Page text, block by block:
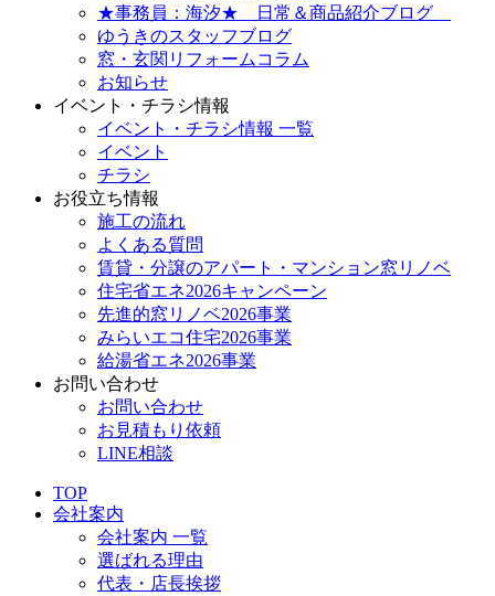
★事務員：海汐★ 日常＆商品紹介ブログ
ゆうきのスタッフブログ
窓・玄関リフォームコラム
お知らせ
イベント・チラシ情報
イベント・チラシ情報 一覧
イベント
チラシ
お役立ち情報
施工の流れ
よくある質問
賃貸・分譲のアパート・マンション窓リノベ
住宅省エネ2026キャンペーン
先進的窓リノベ2026事業
みらいエコ住宅2026事業
給湯省エネ2026事業
お問い合わせ
お問い合わせ
お見積もり依頼
LINE相談
TOP
会社案内
会社案内 一覧
選ばれる理由
代表・店長挨拶